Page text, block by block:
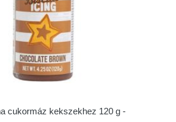
cukormáz kekszekhez 120 g -